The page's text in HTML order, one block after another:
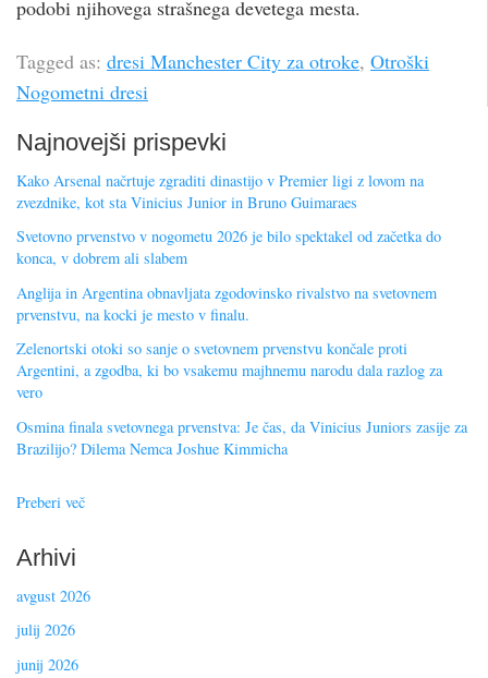
podobi njihovega strašnega devetega mesta.
Tagged as: dresi Manchester City za otroke, Otroški
Nogometni dresi
Najnovejši prispevki
Kako Arsenal načrtuje zgraditi dinastijo v Premier ligi z lovom na
zvezdnike, kot sta Vinicius Junior in Bruno Guimaraes
Svetovno prvenstvo v nogometu 2026 je bilo spektakel od začetka do
konca, v dobrem ali slabem
Anglija in Argentina obnavljata zgodovinsko rivalstvo na svetovnem
prvenstvu, na kocki je mesto v finalu.
Zelenortski otoki so sanje o svetovnem prvenstvu končale proti
Argentini, a zgodba, ki bo vsakemu majhnemu narodu dala razlog za
vero
Osmina finala svetovnega prvenstva: Je čas, da Vinicius Juniors zasije za
Brazilijo? Dilema Nemca Joshue Kimmicha
Preberi več
Arhivi
avgust 2026
julij 2026
junij 2026